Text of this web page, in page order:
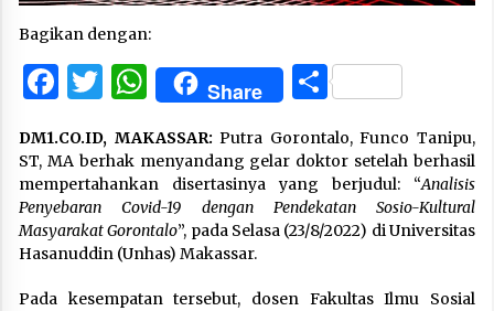
Bagikan dengan:
Facebook
Twitter
WhatsApp
Share Share
DM1.CO.ID, MAKASSAR: Putra Gorontalo, Funco Tanipu,
ST, MA berhak menyandang gelar doktor setelah berhasil
mempertahankan disertasinya yang berjudul: “Analisis
Penyebaran Covid-19 dengan Pendekatan Sosio-Kultural
Masyarakat Gorontalo”, pada Selasa (23/8/2022) di Universitas
Hasanuddin (Unhas) Makassar.
Pada kesempatan tersebut, dosen Fakultas Ilmu Sosial